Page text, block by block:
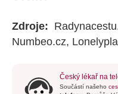
rovněž provozovat
Cestovatelé si
Ohrid potěší svými